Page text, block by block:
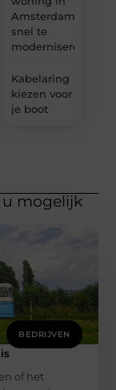
Amsterdam
snel te
moderniseren
Kabelaring
kiezen voor
je boot
u mogelijk
BEDRIJVEN
of het